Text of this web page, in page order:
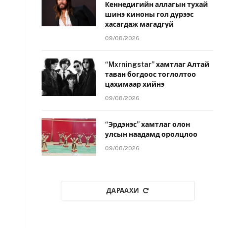
Кеннедигийн аллагын тухай
шинэ киноны гол дүрээс
хасагдаж магадгүй
09/08/2026
“Mxrningstar” хамтлаг Алтай
таван богдоос тоглолтоо
цахимаар хийнэ
09/08/2026
“Эрдэнэс” хамтлаг олон
улсын наадамд оролцлоо
09/08/2026
ДАРААХИ